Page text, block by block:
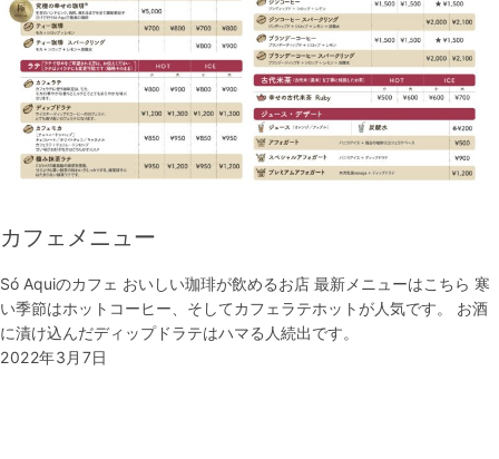
カフェメニュー
Só Aquiのカフェ おいしい珈琲が飲めるお店 最新メニューはこちら 寒
い季節はホットコーヒー、そしてカフェラテホットが人気です。 お酒
に漬け込んだディップドラテはハマる人続出です。
2022年3月7日